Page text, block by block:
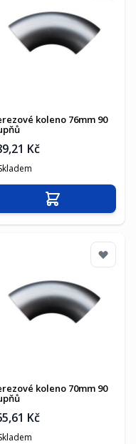
koleno 76mm 90
Kč
Přidat do košíku
koleno 70mm 90
Kč